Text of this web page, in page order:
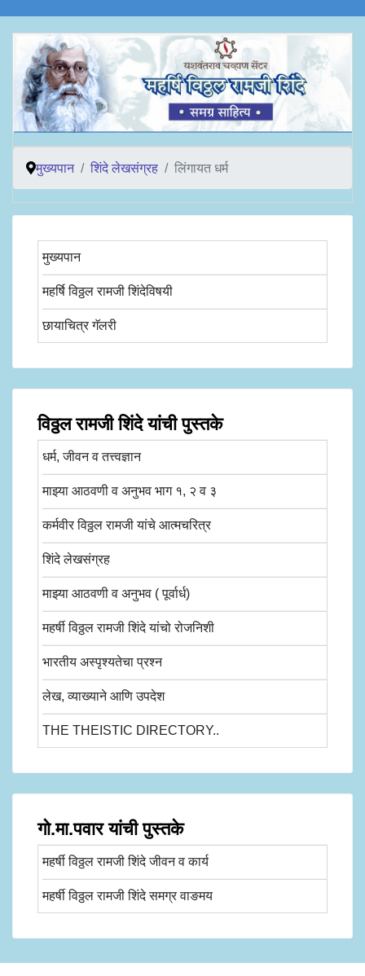
मुख्यपान शिंदे लेखसंग्रह लिंगायत धर्म
मुख्यपान
महर्षि विठ्ठल रामजी शिंदेविषयी
छायाचित्र गॅलरी
विठ्ठल रामजी शिंदे यांची पुस्तके
धर्म, जीवन व तत्त्वज्ञान
माझ्या आठवणी व अनुभव भाग १, २ व ३
कर्मवीर विठ्ठल रामजी यांचे आत्मचरित्र
शिंदे लेखसंग्रह
माझ्या आठवणी व अनुभव ( पूर्वार्ध)
महर्षी विठ्ठल रामजी शिंदे यांचो रोजनिशी
भारतीय अस्पृश्यतेचा प्रश्न
लेख, व्याख्याने आणि उपदेश
THE THEISTIC DIRECTORY..
गो.मा.पवार यांची पुस्तके
महर्षी विठ्ठल रामजी शिंदे जीवन व कार्य
महर्षी विठ्ठल रामजी शिंदे समग्र वाङमय